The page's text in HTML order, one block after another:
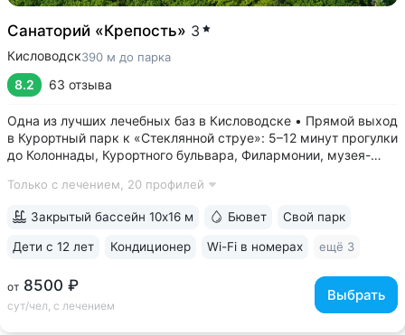
Санаторий «Крепость» 3
Кисловодск390 м до парка
8.2 63 отзыва
Одна из лучших лечебных баз в Кисловодске • Прямой выход
в Курортный парк к «Стеклянной струе»: 5–12 минут прогулки
до Колоннады, Курортного бульвара, Филармонии, музея-
курортов: «Ессентуки-4» и «Славяновская» (Железноводск).
Только с лечением, 20 профилей
от 8500 ₽
сут/чел, с лечением
Выбрать
Закрытый бассейн 10х16 м Бювет Свой парк
Дети с 12 лет Кондиционер Wi-Fi в номерах ещё 3